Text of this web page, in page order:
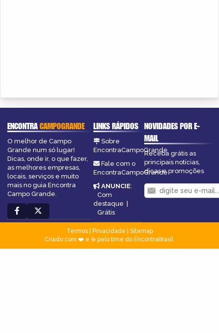
ENCONTRACAMPOGRANDE
O melhor de Campo
Grande num só lugar!
Dicas, onde ir, o que fazer,
as melhores empresas,
locais, serviços e muito
mais no guia Encontra
Campo Grande.
LINKS RÁPIDOS
Sobre
EncontraCampoGrande
Fale com o
EncontraCampoGrande
ANUNCIE:
Com
destaque |
Grátis
NOVIDADES POR E-
MAIL
Receba grátis as
principais notícias,
dicas e promoções
Termos| Privacidade
Sitemap
Criado com ❤️ e ☕ pelo time do EncontraBrasil